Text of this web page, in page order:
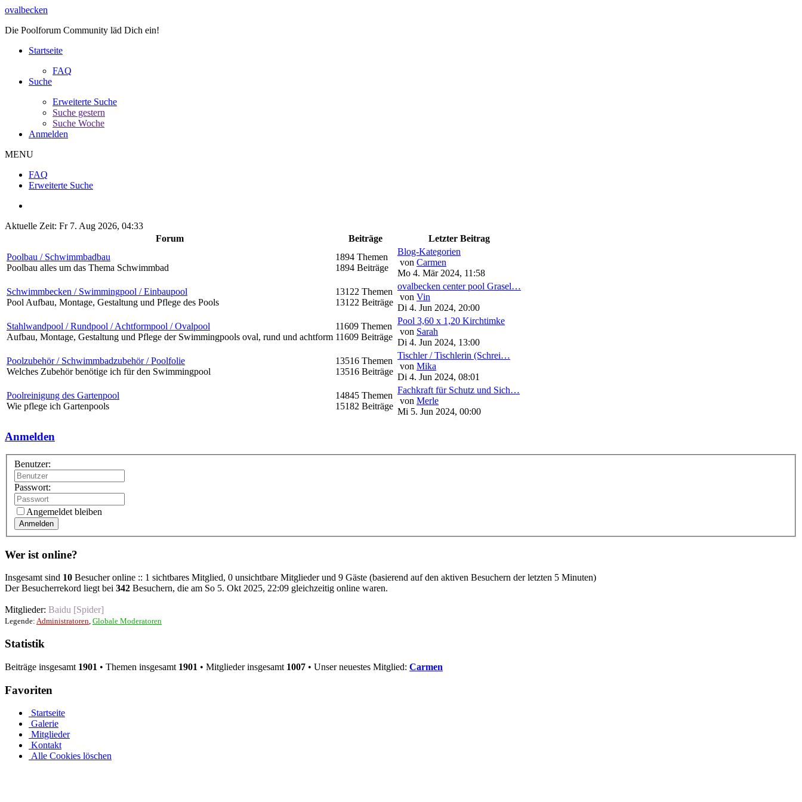
ovalbecken
Die Poolforum Community läd Dich ein!
Startseite
FAQ
Suche
Erweiterte Suche
Suche gestern
Suche Woche
Anmelden
MENU
FAQ
Erweiterte Suche
Aktuelle Zeit: Fr 7. Aug 2026, 04:33
Forum
Beiträge
Letzter Beitrag
Poolbau / Schwimmbadbau
Poolbau alles um das Thema Schwimmbad
1894 Themen
1894 Beiträge
Blog-Kategorien
von Carmen
Mo 4. Mär 2024, 11:58
Schwimmbecken / Swimmingpool / Einbaupool
Pool Aufbau, Montage, Gestaltung und Pflege des Pools
13122 Themen
13122 Beiträge
ovalbecken center pool Grasel…
von Vin
Di 4. Jun 2024, 20:00
Stahlwandpool / Rundpool / Achtformpool / Ovalpool
Aufbau, Montage, Gestaltung und Pflege der Swimmingpools oval, rund und achtform
11609 Themen
11609 Beiträge
Pool 3,60 x 1,20 Kirchtimke
von Sarah
Di 4. Jun 2024, 13:00
Poolzubehör / Schwimmbadzubehör / Poolfolie
Welches Zubehör benötige ich für den Swimmingpool
13516 Themen
13516 Beiträge
Tischler / Tischlerin (Schrei…
von Mika
Di 4. Jun 2024, 08:01
Poolreinigung des Gartenpool
Wie pflege ich Gartenpools
14845 Themen
15182 Beiträge
Fachkraft für Schutz und Sich…
von Merle
Mi 5. Jun 2024, 00:00
Anmelden
Benutzer:
Passwort:
Angemeldet bleiben
Anmelden
Wer ist online?
Insgesamt sind 10 Besucher online :: 1 sichtbares Mitglied, 0 unsichtbare Mitglieder und 9 Gäste (basierend auf den aktiven Besuchern der letzten 5 Minuten)
Der Besucherrekord liegt bei 342 Besuchern, die am So 5. Okt 2025, 22:09 gleichzeitig online waren.
Mitglieder: Baidu [Spider]
Legende: Administratoren, Globale Moderatoren
Statistik
Beiträge insgesamt 1901 • Themen insgesamt 1901 • Mitglieder insgesamt 1007 • Unser neuestes Mitglied: Carmen
Favoriten
Startseite
Galerie
Mitglieder
Kontakt
Alle Cookies löschen